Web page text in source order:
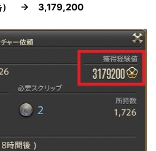
岳） → 3,179,200